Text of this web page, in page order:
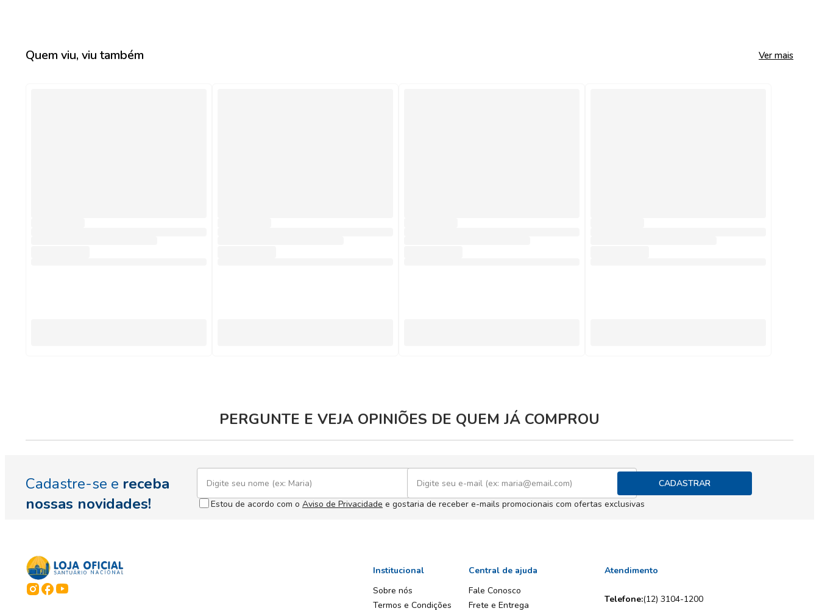
Quem viu, viu também Ver mais
PERGUNTE E VEJA OPINIÕES DE QUEM JÁ COMPROU
Cadastre-se e receba
nossas novidades!
CADASTRAR
Estou de acordo com o Aviso de Privacidade e gostaria de receber e-mails promocionais com ofertas exclusivas
Institucional
Sobre nós
Termos e Condições
Central de ajuda
Fale Conosco
Frete e Entrega
Atendimento
Telefone:(12) 3104-1200